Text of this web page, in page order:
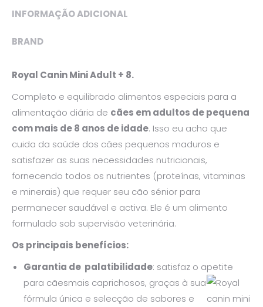
INFORMAÇÃO ADICIONAL
BRAND
Royal Canin Mini Adult + 8.
Completo e equilibrado alimentos especiais para a
alimentação diária de cães em adultos de pequena
com mais de 8 anos de idade. Isso eu acho que
cuida da saúde dos cães pequenos maduros e
satisfazer as suas necessidades nutricionais,
fornecendo todos os nutrientes (proteínas, vitaminas
e minerais) que requer seu cão sénior para
permanecer saudável e activa. Ele é um alimento
formulado sob supervisão veterinária.
Os principais benefícios:
Garantia de palatibilidade: satisfaz o apetite
para cãesmais caprichosos, graças à sua
fórmula única e selecção de sabores e